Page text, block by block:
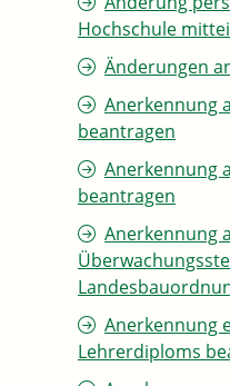
Hochschule
Änderungen
Anerkennung
beantragen
Anerkennung
beantragen
Anerkennung
Anerkennung
Lehrerdiploms